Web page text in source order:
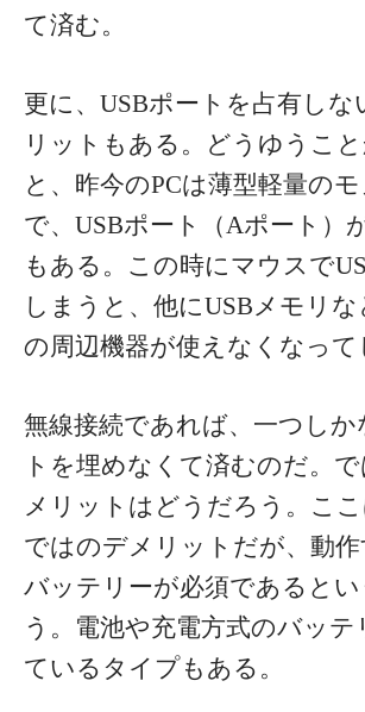
て済む。
更に、USBポートを占有しな
リットもある。どうゆうこと
と、昨今のPCは薄型軽量の
で、USBポート（Aポート）
もある。この時にマウスで
しまうと、他にUSBメモリな
の周辺機器が使えなくなって
無線接続であれば、一つしか
トを埋めなくて済むのだ。
メリットはどうだろう。こ
ではのデメリットだが、動
バッテリーが必須であると
う。電池や充電方式のバッテ
ているタイプもある。